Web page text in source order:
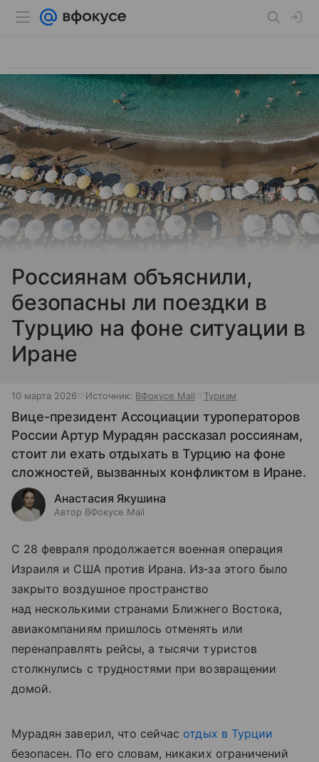
Россиянам объяснили,
безопасны ли поездки в
Турцию на фоне ситуации в
Иране
10 марта 2026 Источник: ВФокусе Mail Туризм
Вице-президент Ассоциации туроператоров
России Артур Мурадян рассказал россиянам,
стоит ли ехать отдыхать в Турцию на фоне
сложностей, вызванных конфликтом в Иране.
Анастасия Якушина
Автор ВФокусе Mail
С 28 февраля продолжается военная операция
Израиля и США против Ирана. Из‑за этого было
закрыто воздушное пространство
над несколькими странами Ближнего Востока,
авиакомпаниям пришлось отменять или
перенаправлять рейсы, а тысячи туристов
столкнулись с трудностями при возвращении
домой.
Мурадян заверил, что сейчас отдых в Турции
безопасен. По его словам, никаких ограничений